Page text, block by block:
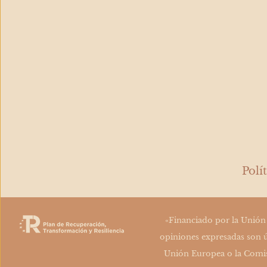
«Financiado por la
opiniones expresadas son
Unión Europea o la